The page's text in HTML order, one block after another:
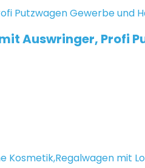
Auswringer, Profi